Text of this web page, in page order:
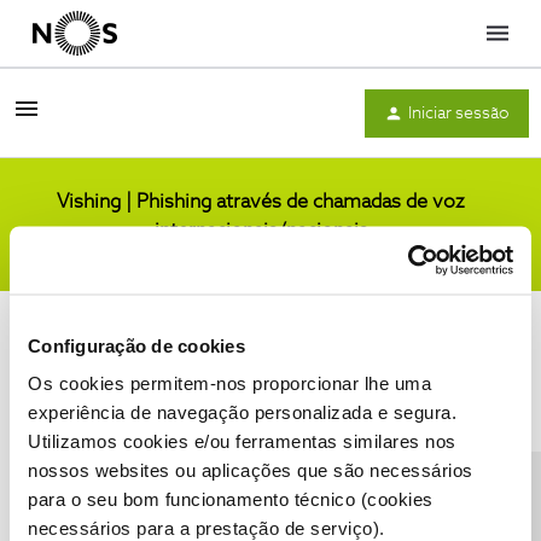
Configuração de cookies
Os cookies permitem-nos proporcionar lhe uma
experiência de navegação personalizada e segura.
Utilizamos cookies e/ou ferramentas similares nos
nossos websites ou aplicações que são necessários
para o seu bom funcionamento técnico (cookies
necessários para a prestação de serviço).
Menu
Iniciar sessão
Vishing | Phishing através de chamadas de voz
internacionais/nacionais
Condições do Fórum NOS Accessibility statement